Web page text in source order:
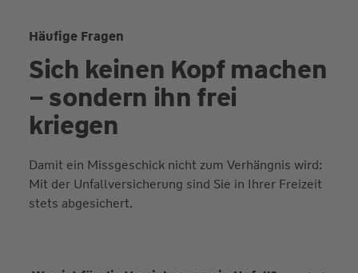
Häufige Fragen
Sich keinen Kopf machen
– sondern ihn frei
kriegen
Damit ein Missgeschick nicht zum Verhängnis wird:
Mit der Unfallversicherung sind Sie in Ihrer Freizeit
stets abgesichert.